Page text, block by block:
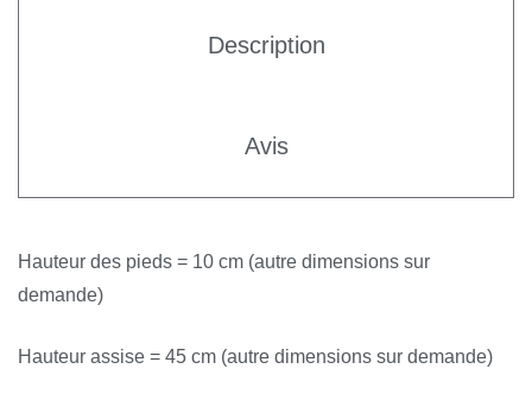
Description
Avis
Hauteur des pieds = 10 cm (autre dimensions sur
demande)
Hauteur assise = 45 cm (autre dimensions sur demande)